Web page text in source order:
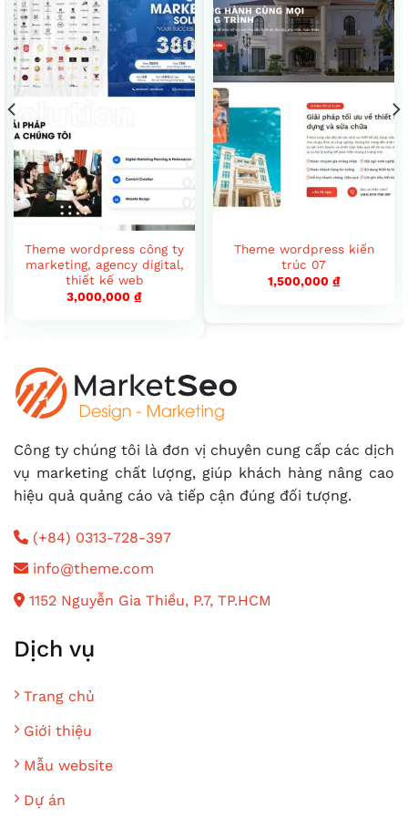
Theme wordpress công ty
marketing, agency digital,
thiết kế web
3,000,000 ₫
Theme wordpress kiến
trúc 07
1,500,000 ₫
Công ty chúng tôi là đơn vị chuyên cung cấp các dịch
vụ marketing chất lượng, giúp khách hàng nâng cao
hiệu quả quảng cáo và tiếp cận đúng đối tượng.
(+84) 0313-728-397
info@theme.com
1152 Nguyễn Gia Thiều, P.7, TP.HCM
Dịch vụ
Trang chủ
Giới thiệu
Mẫu website
Dự án